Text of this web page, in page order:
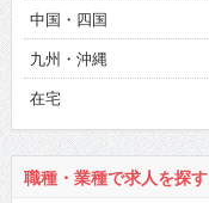
中国・四国
九州・沖縄
在宅
職種・業種で求人を探す